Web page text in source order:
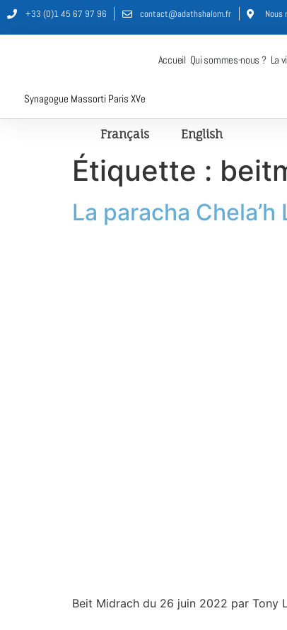
+33 (0)1 45 67 97 96 contact@adathshalom.fr Nous
Synagogue Massorti Paris XVe
Accueil Qui sommes-nous ? La
Français English
Étiquette :
La paracha
Beit Midrach du 26 juin 2022 par Tony